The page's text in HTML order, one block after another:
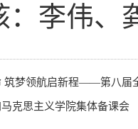
：李伟、
筑梦领航启新程——第八届
克思主义学院集体备课会